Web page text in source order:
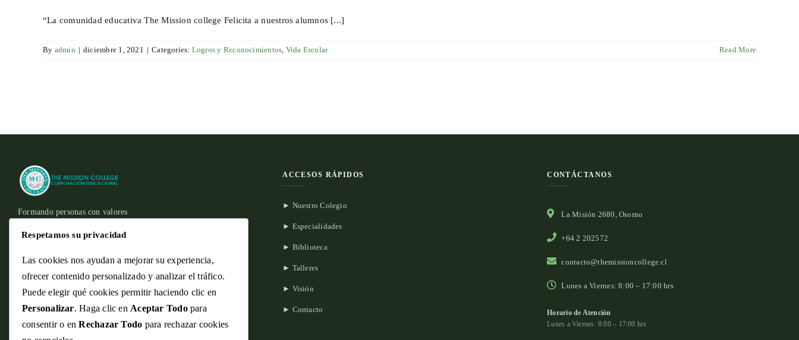
“La comunidad educativa The Mission college Felicita a nuestros alumnos [...]
By admin | diciembre 1, 2021 | Categories: Logros y Reconocimientos, Vida Escolar Read More
Formando personas con valores
Osorno, Región de Los Lagos
ACCESOS RÁPIDOS
► Nuestro Colegio
► Especialidades
► Biblioteca
► Talleres
► Visión
► Contacto
CONTÁCTANOS
La Misión 2680, Osorno
+64 2 202572
contacto@themissioncollege.cl
Lunes a Viernes: 8:00 – 17:00 hrs
Horario de Atención
Lunes a Viernes: 8:00 – 17:00 hrs
Respetamos su privacidad
Las cookies nos ayudan a mejorar su experiencia,
ofrecer contenido personalizado y analizar el tráfico.
Puede elegir qué cookies permitir haciendo clic en
Personalizar. Haga clic en Aceptar Todopara
consentir o enRechazar Todo para rechazar cookies